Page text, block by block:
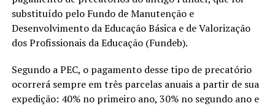
substituído pelo Fundo de Manutenção e
Desenvolvimento da Educação Básica e de Valorização
dos Profissionais da Educação (Fundeb).
Segundo a PEC, o pagamento desse tipo de precatório
ocorrerá sempre em três parcelas anuais a partir de sua
expedição: 40% no primeiro ano, 30% no segundo ano e